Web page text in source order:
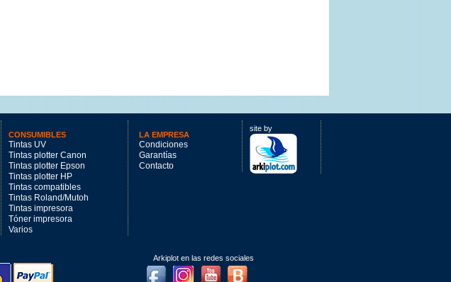
CONSUMIBLES
Tintas UV
Tintas plotter Canon
Tintas plotter Epson
Tintas plotter HP
Tintas compatibles
Tintas Roland/Mutoh
Tintas impresora
Tóner impresora
Varios
LA EMPRESA
Condiciones
Garantías
Contacto
site by
Arkiplot en las redes sociales
FacebookInstagramYoutubeBlog